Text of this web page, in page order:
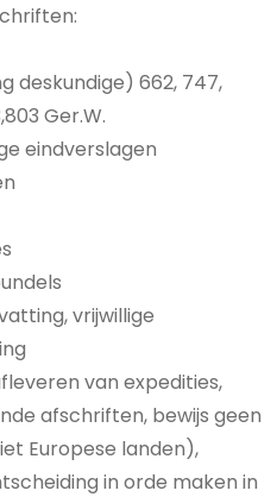
deskundige) 662, 747,
Ger.W.
eindverslagen
vrijwillige
van expedities,
afschriften, bewijs geen
Europese landen),
in orde maken in